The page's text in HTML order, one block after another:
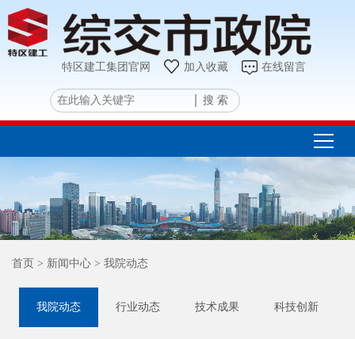
特区建工集团官网 加入收藏 在线留言
搜 索
首页 > 新闻中心 > 我院动态
我院动态 行业动态 技术成果 科技创新